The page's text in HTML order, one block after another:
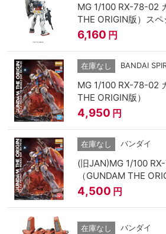
MG 1/100 RX-78-02
THE ORIGIN版）ス
6,160 円
在庫なし BANDAI
MG 1/100 RX-78-02
THE ORIGIN版）
4,950 円
在庫なし バンダイ
(旧JAN)MG 1/100
（GUNDAM THE
4,500 円
在庫なし バンダイ